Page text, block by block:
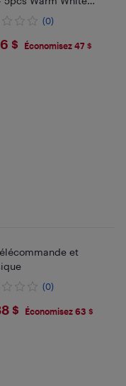
(0)
$ Économisez 47 $
et
(0)
$ Économisez 63 $